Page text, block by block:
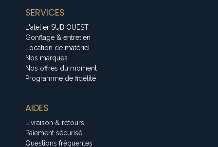
SERVICES
L'atelier SUB OUEST
Gonflage & entretien
Location de matériel
Nos marques
Nos offres du moment
Programme de fidélité
AIDES
Livraison & retours
Paiement sécurisé
Questions fréquentes